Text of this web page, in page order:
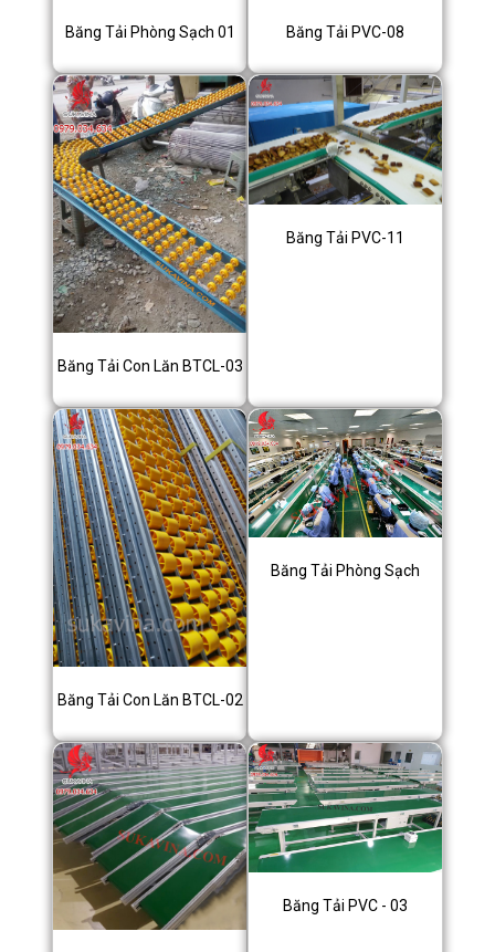
Băng Tải Phòng Sạch 01 Băng Tải PVC-08
Băng Tải Con Lăn BTCL-03
Băng Tải PVC-11
Băng Tải Con Lăn BTCL-02
Băng Tải Phòng Sạch
Băng Tải PVC - 03